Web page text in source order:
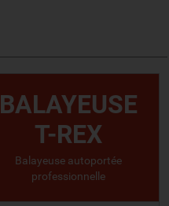
BALAYEUSE
T-REX
Balayeuse autoportée
professionnelle